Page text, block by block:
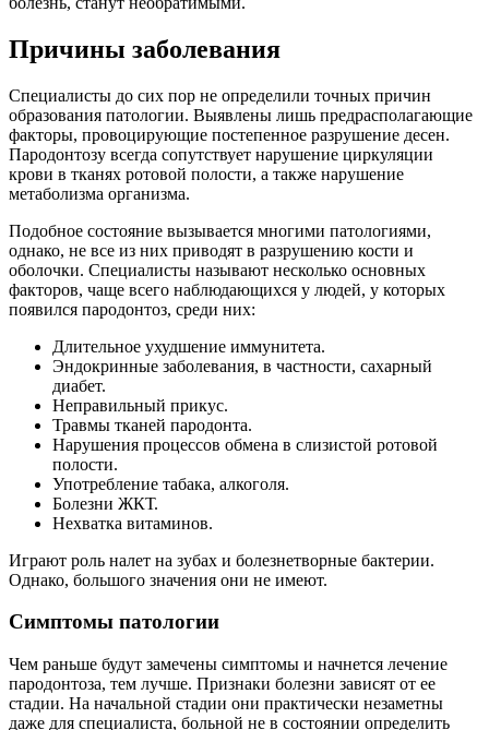
Причины заболевания
Специалисты до сих пор не определили точных причин
образования патологии. Выявлены лишь предрасполагающие
факторы, провоцирующие постепенное разрушение десен.
Пародонтозу всегда сопутствует нарушение циркуляции
крови в тканях ротовой полости, а также нарушение
метаболизма организма.
Подобное состояние вызывается многими патологиями,
однако, не все из них приводят в разрушению кости и
оболочки. Специалисты называют несколько основных
факторов, чаще всего наблюдающихся у людей, у которых
появился пародонтоз, среди них:
Длительное ухудшение иммунитета.
Эндокринные заболевания, в частности, сахарный
диабет.
Неправильный прикус.
Травмы тканей пародонта.
Нарушения процессов обмена в слизистой ротовой
полости.
Употребление табака, алкоголя.
Болезни ЖКТ.
Нехватка витаминов.
Играют роль налет на зубах и болезнетворные бактерии.
Однако, большого значения они не имеют.
Симптомы патологии
Чем раньше будут замечены симптомы и начнется лечение
пародонтоза, тем лучше. Признаки болезни зависят от ее
стадии. На начальной стадии они практически незаметны
даже для специалиста, больной не в состоянии определить